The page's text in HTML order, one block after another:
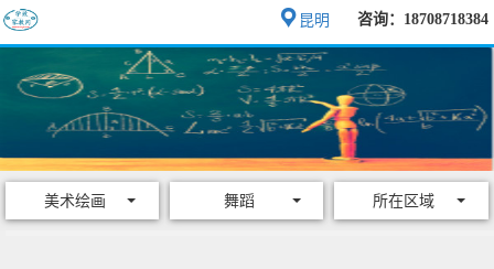
咨询：18708718384
昆明
美术绘画 舞蹈 所在区域